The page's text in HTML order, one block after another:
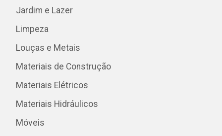
Jardim e Lazer
Limpeza
Louças e Metais
Materiais de Construção
Materiais Elétricos
Materiais Hidráulicos
Móveis